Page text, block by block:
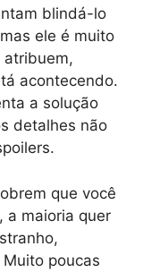
blindá-lo
ele é muito
atribuem,
acontecendo.
a solução
detalhes não
que você
a maioria quer
poucas